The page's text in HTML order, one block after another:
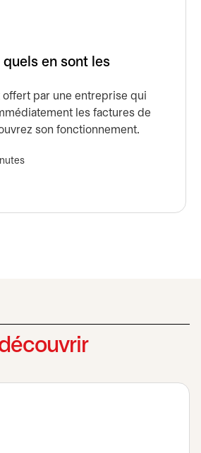
en sont les
offert par une entreprise qui
les factures de
son fonctionnement.